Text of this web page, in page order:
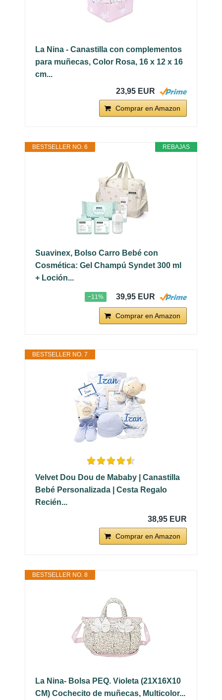
La Nina - Canastilla con complementos
para muñecas, Color Rosa, 16 x 12 x 16
cm...
23,95 EUR
Comprar en Amazon
REBAJAS
BESTSELLER NO. 6
Suavinex, Bolso Carro Bebé con
Cosmética: Gel Champú Syndet 300 ml
+ Loción...
−11% 39,95 EUR
Comprar en Amazon
BESTSELLER NO. 7
Velvet Dou Dou de Mababy | Canastilla
Bebé Personalizada | Cesta Regalo
Recién...
38,95 EUR
Comprar en Amazon
BESTSELLER NO. 8
La Nina- Bolsa PEQ. Violeta (21X16X10
CM) Cochecito de muñecas, Multicolor...